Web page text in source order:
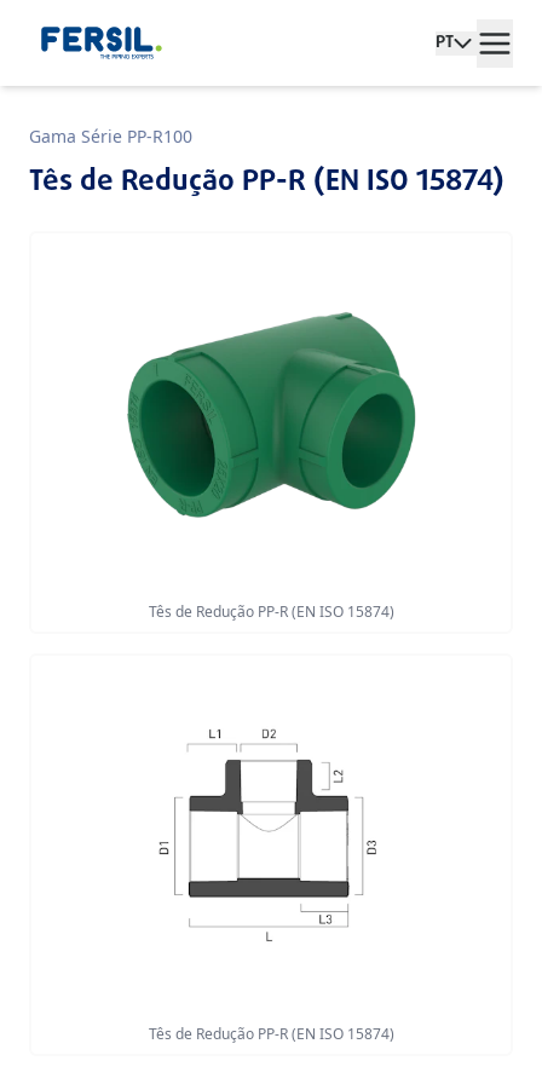
PT
Gama Série PP-R100
Tês de Redução PP-R (EN ISO 15874)
Tês de Redução PP-R (EN ISO 15874)
Tês de Redução PP-R (EN ISO 15874)